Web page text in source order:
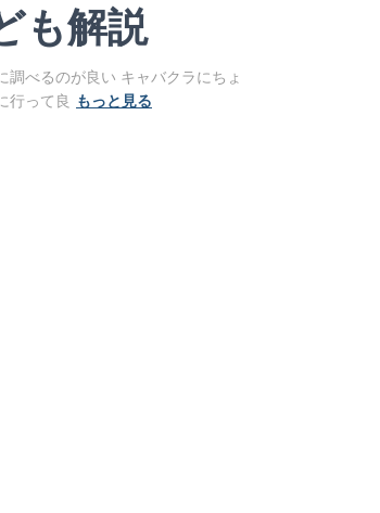
も解説
べるのが良い キャバクラにちょ
行って良 もっと見る